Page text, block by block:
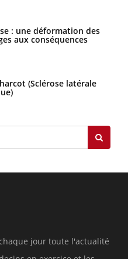
: une déformation des
aux conséquences
(Sclérose latérale
jour toute l'actualité